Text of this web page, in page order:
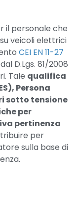
il personale che
veicoli elettrici
CEI EN 11-27
D.Lgs. 81/2008
Tale qualifica
Persona
sotto tensione
per
pertinenza
per
sulla base di